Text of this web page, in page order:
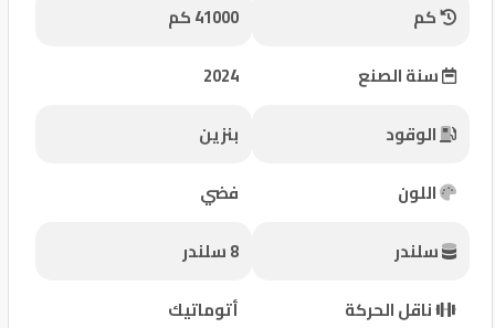
مميزة
إتصل
بنا
المنتدى
كيو
كم
41000 كم
سنة الصنع
2024
الوقود
بنزين
اللون
فضي
سلندر
8 سلندر
ناقل الحركة
أتوماتيك